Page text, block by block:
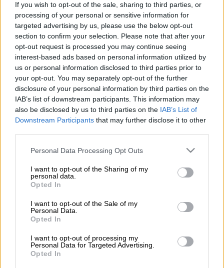
If you wish to opt-out of the sale, sharing to third parties, or
processing of your personal or sensitive information for
targeted advertising by us, please use the below opt-out
section to confirm your selection. Please note that after your
opt-out request is processed you may continue seeing
interest-based ads based on personal information utilized by
us or personal information disclosed to third parties prior to
your opt-out. You may separately opt-out of the further
disclosure of your personal information by third parties on the
IAB’s list of downstream participants. This information may
also be disclosed by us to third parties on the IAB’s List of
Downstream Participants that may further disclose it to other
Please note that this website/app uses one or more Google
not limited to your visit or usage behaviour. You may click to
grant or deny consent to Google and its third-party tags to
use your data for below specified purposes in below Google
consent section.
Personal Data Processing Opt Outs
I want to opt-out of the Sharing of my
personal data.
Opted In
I want to opt-out of the Sale of my
Personal Data.
Opted In
I want to opt-out of processing my
Personal Data for Targeted Advertising.
Opted In
πηγή eurokinissi
Προσθέστε το ΕΘΝΟΣ στη Google
Ο Αύγουστος είναι ο τελευταίος μήνας
αρχίζει την 1η Σεπτεμβρίου και λήγει την
31η Αυγούστου του επόμενου χρόνου.
Με βάση το νέο Προεδρικό Διάταγμα, τα
σχολεία για το σχολικό έτος 2019 - 2020, θα
ανοίξουν, σύμφωνα με το πρόγραμμα την
Οι χρονικές περίοδοι από 1 μέχρι 10